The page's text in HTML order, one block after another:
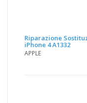
Riparazione
iPhone 4 A1332
APPLE